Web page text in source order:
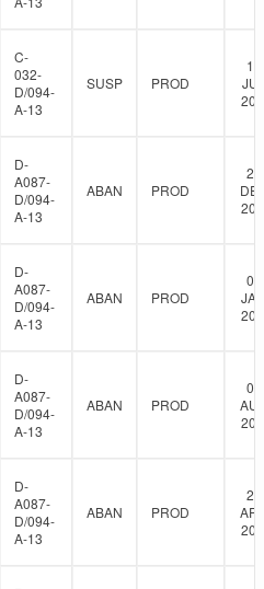
C-
032-
D/094-
A-13
SUSP PROD
D-
A087-
D/094-
A-13
ABAN PROD
D-
A087-
D/094-
A-13
ABAN PROD
D-
A087-
D/094-
A-13
ABAN PROD
D-
A087-
D/094-
A-13
ABAN PROD